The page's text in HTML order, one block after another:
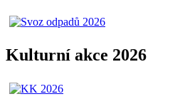
Kulturní akce 2026